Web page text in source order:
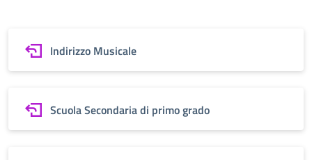
Indirizzo Musicale
Scuola Secondaria di primo grado